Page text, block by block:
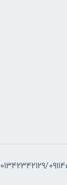
01342342129/